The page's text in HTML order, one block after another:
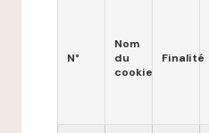
N°
Nom
du
cookie
Finalité